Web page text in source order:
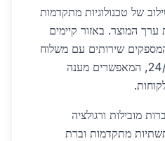
שילוב של טכנולוגיות מתקדמות
המוצר. באזור קיימים
שירותים עם משלוח
מהיר, ייעוץ חינם וזמינות 24/7, המאפשרים מענה
מובילות ורגולציה
מתקדמות וברת